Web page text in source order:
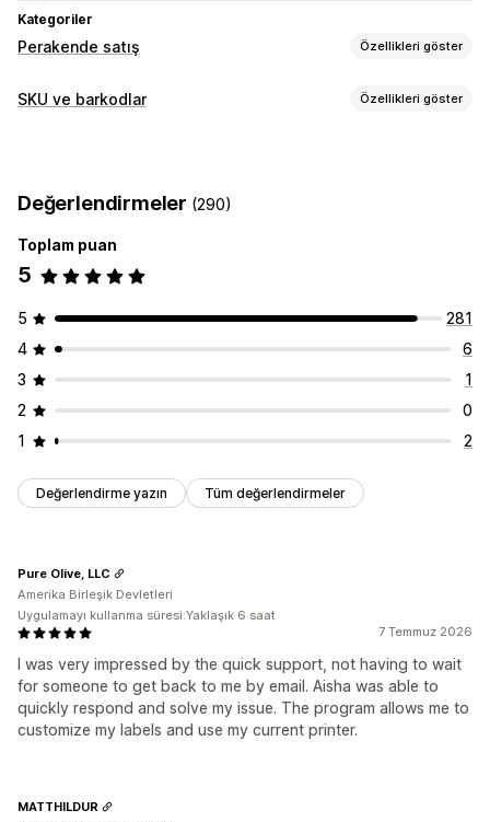
Kategoriler
Perakende satış Özellikleri göster
POS
SKU ve barkodlar Özellikleri göster
GTIN UPC Tarama
SKU yönetimi
Otomatik üretim
Etiket yazdırma
Otomatik baskı
Özel düzenler
Değerlendirmeler (290)
Toplam puan
5
5
281
4
6
3
1
2
0
1
2
Değerlendirme yazın Tüm değerlendirmeler
7 Temmuz 2026
I was very impressed by the quick support, not having to wait
for someone to get back to me by email. Aisha was able to
quickly respond and solve my issue. The program allows me to
customize my labels and use my current printer.
Pure Olive, LLC
Amerika Birleşik Devletleri
Uygulamayı kullanma süresi:Yaklaşık 6 saat
MATTHILDUR